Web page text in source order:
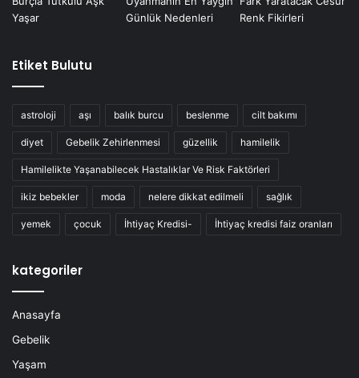
Etiket Bulutu
astroloji aşı balık burcu beslenme cilt bakımı
diyet Gebelik Zehirlenmesi güzellik hamilelik
Hamilelikte Yaşanabilecek Hastalıklar Ve Risk Faktörleri
ikiz bebekler moda nelere dikkat edilmeli sağlık
yemek çocuk İhtiyaç Kredisi- İhtiyaç kredisi faiz oranları
kategoriler
Anasayfa
Gebelik
Yaşam